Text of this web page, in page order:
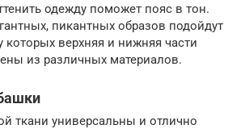
одежду поможет пояс в тон.
пикантных образов подойдут
которых верхняя и нижняя части
из различных материалов.
ткани универсальны и отлично